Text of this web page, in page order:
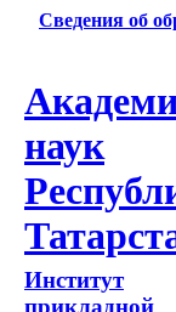
Сведения об
наук
Институт
прикладной